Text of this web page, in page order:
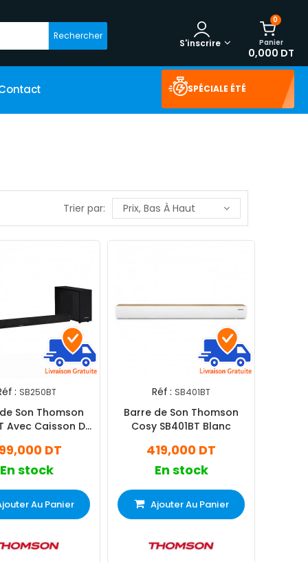
Rechercher
0
Panier
0,000 DT
S'inscrire
SPÉCIALE ÉTÉ
Trier par: Prix, Bas À Haut
: SB250BT
Son Thomson
Avec Caisson De
DT
En stock
Au Panier
Réf : SB401BT
Barre de Son Thomson
Cosy SB401BT Blanc
419,000 DT
En stock
Ajouter Au Panier